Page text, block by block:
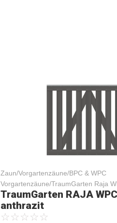
Zaun/Vorgartenzäune/BPC & WPC
Vorgartenzäune/TraumGarten Raja
TraumGarten RAJA
anthrazit
☆☆☆☆☆